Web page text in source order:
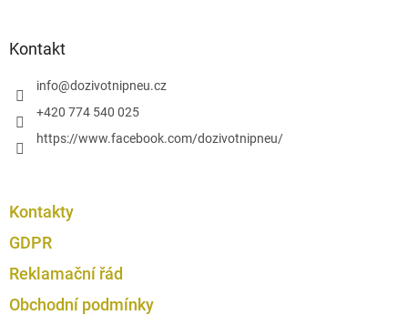
Kontakt
info@dozivotnipneu.cz
+420 774 540 025
https://www.facebook.com/dozivotnipneu/
Kontakty
GDPR
Reklamační řád
Obchodní podmínky